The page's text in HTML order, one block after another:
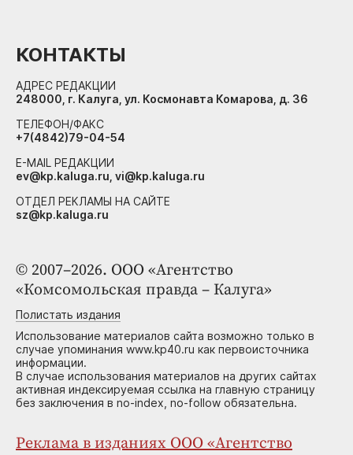
© 2007–2026. ООО «Агентство
«Комсомольская правда – Калуга»
Полистать издания
Использование материалов сайта возможно только в
случае упоминания www.kp40.ru как первоисточника
информации.
В случае использования материалов на других сайтах
активная индексируемая ссылка на главную страницу
без заключения в no-index, no-follow обязательна.
Реклама в изданиях ООО «Агентство
КОНТАКТЫ
АДРЕС РЕДАКЦИИ
248000, г. Калуга, ул. Космонавта Комарова, д. 36
ТЕЛЕФОН/ФАКС
+7(4842)79-04-54
E-MAIL РЕДАКЦИИ
ev@kp.kaluga.ru, vi@kp.kaluga.ru
ОТДЕЛ РЕКЛАМЫ НА САЙТЕ
sz@kp.kaluga.ru